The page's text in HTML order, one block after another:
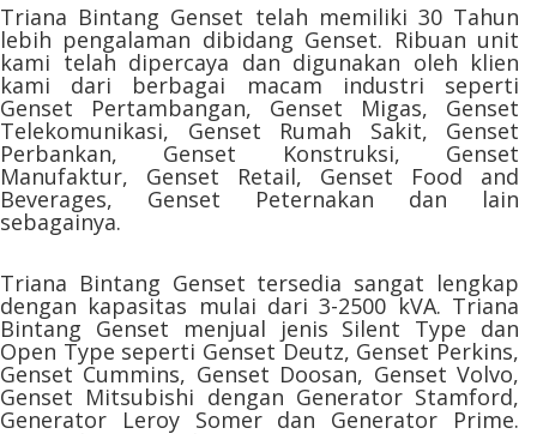
Triana Bintang Genset telah memiliki 30 Tahun
lebih pengalaman dibidang Genset. Ribuan unit
kami telah dipercaya dan digunakan oleh klien
kami dari berbagai macam industri seperti
Genset Pertambangan, Genset Migas, Genset
Telekomunikasi, Genset Rumah Sakit, Genset
Perbankan, Genset Konstruksi, Genset
Manufaktur, Genset Retail, Genset Food and
Beverages, Genset Peternakan dan lain
sebagainya.
Triana Bintang Genset tersedia sangat lengkap
dengan kapasitas mulai dari 3-2500 kVA. Triana
Bintang Genset menjual jenis Silent Type dan
Open Type seperti Genset Deutz, Genset Perkins,
Genset Cummins, Genset Doosan, Genset Volvo,
Genset Mitsubishi dengan Generator Stamford,
Generator Leroy Somer dan Generator Prime.